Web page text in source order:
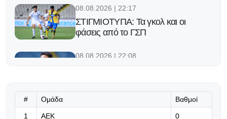
08.08.2026 | 22:17
ΣΤΙΓΜΙΟΤΥΠΑ: Τα γκολ και οι
φάσεις από το ΓΣΠ
08.08.2026 | 22:08
# Ομάδα Βαθμοί
1 ΑΕΚ 0